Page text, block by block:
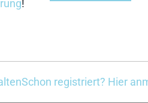
!
Schon registriert? Hier